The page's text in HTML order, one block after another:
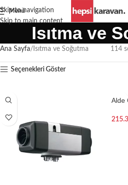
Skip to navigation
Skip to main content
Menü
Isıtma ve
Ana Sayfa Isıtma ve Soğutma 114
Seçenekleri Göster
Alde